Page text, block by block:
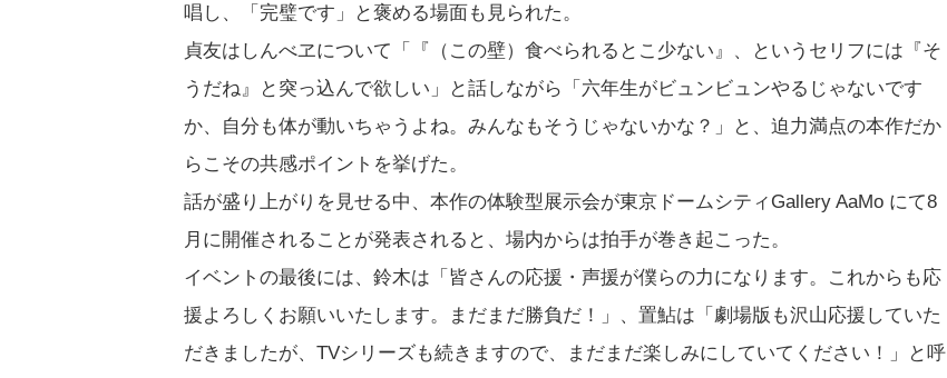
唱し、「完璧です」と褒める場面も見られた。
貞友はしんべヱについて「『（この壁）食べられるとこ少ない』、というセリフには『そ
うだね』と突っ込んで欲しい」と話しながら「六年生がビュンビュンやるじゃないです
か、自分も体が動いちゃうよね。みんなもそうじゃないかな？」と、迫力満点の本作だか
らこその共感ポイントを挙げた。
話が盛り上がりを見せる中、本作の体験型展示会が東京ドームシティGallery AaMo にて8
月に開催されることが発表されると、場内からは拍手が巻き起こった。
イベントの最後には、鈴木は「皆さんの応援・声援が僕らの力になります。これからも応
援よろしくお願いいたします。まだまだ勝負だ！」、置鮎は「劇場版も沢山応援していた
だきましたが、TVシリーズも続きますので、まだまだ楽しみにしていてください！」と呼